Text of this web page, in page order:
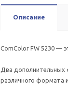
Описание
ComColor FW 5230 —
Два дополнительных
различного формата